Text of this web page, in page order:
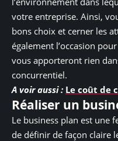
votre entreprise. Ainsi,
bons choix et cerner les
également l’occasion
vous apporteront rien
concurrentiel.
A voir aussi : Le coût de
Réaliser un
Le business plan est une
de définir de façon claire